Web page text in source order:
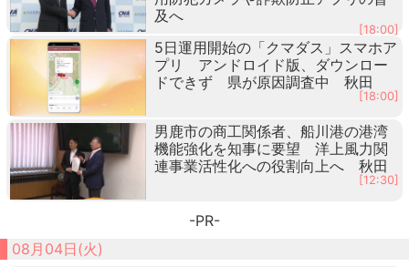
及へ
[18:00]
5日運用開始の「クマダス」スマホア
プリ アンドロイド版、ダウンロー
ドできず 県が原因調査中 秋田
[18:00]
男鹿市の商工関係者、船川港の港湾
機能強化を知事に要望 洋上風力関
連事業活性化への役割向上へ 秋田
[12:30]
-PR-
08月04日(火)